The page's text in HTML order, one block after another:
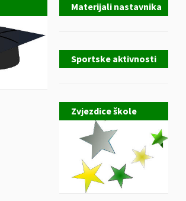
Materijali nastavnika
Sportske aktivnosti
Zvjezdice škole